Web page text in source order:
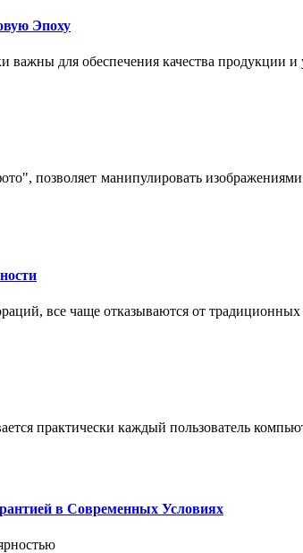
Эпоху
для обеспечения качества продукции и
позволяет манипулировать
все чаще отказываются от
практически каждый пользователь
в Современных Условиях